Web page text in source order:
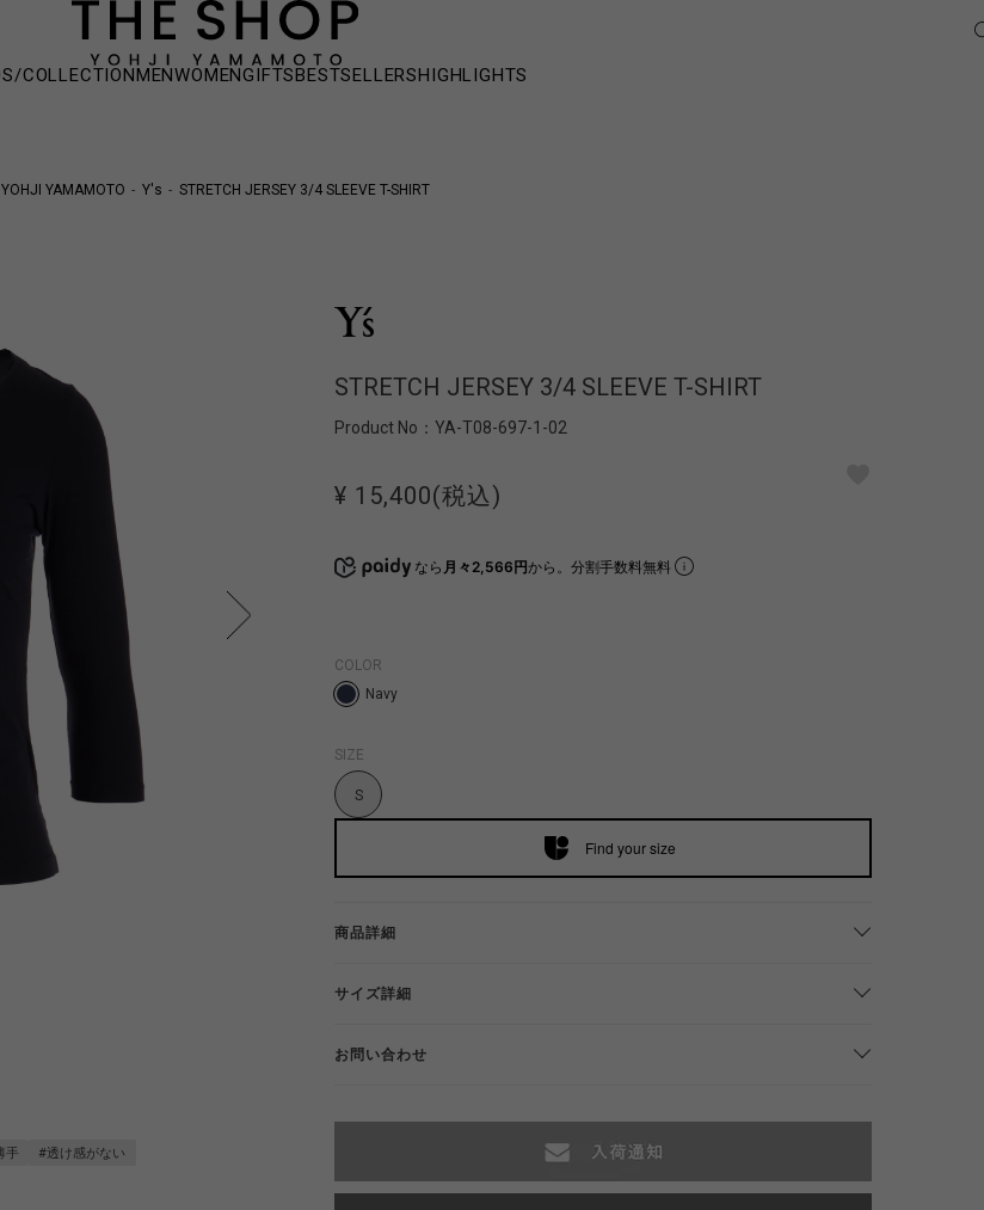
COLLECTIONMENWOMENGIFTSBESTSELLERSHIGHLIGHTS
YOHJI YAMAMOTO Y's STRETCH JERSEY 3/4 SLEEVE T-SHIRT
手 #透け感がない
STRETCH JERSEY 3/4 SLEEVE T-SHIRT
Product No： YA-T08-697-1-02
¥ 15,400(税込)
なら 月々2,566円から。分割手数料無料
COLOR
Navy
SIZE
S
Find your size
商品詳細
サイズ詳細
お問い合わせ